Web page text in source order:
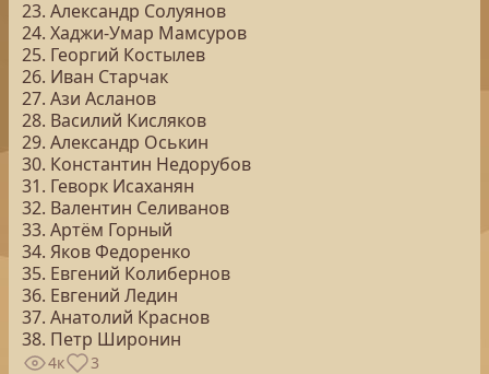
23. Александр Солуянов
24. Хаджи-Умар Мамсуров
25. Георгий Костылев
26. Иван Старчак
27. Ази Асланов
28. Василий Кисляков
29. Александр Оськин
30. Константин Недорубов
31. Геворк Исаханян
32. Валентин Селиванов
33. Артём Горный
34. Яков Федоренко
35. Евгений Колибернов
36. Евгений Ледин
37. Анатолий Краснов
38. Петр Широнин
4к 3